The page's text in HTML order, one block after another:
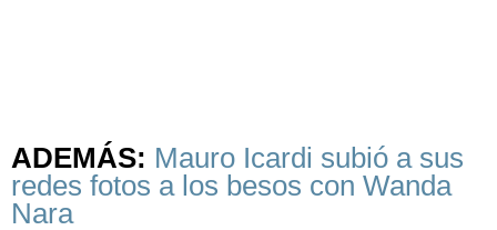
ADEMÁS: Mauro Icardi subió a sus
redes fotos a los besos con Wanda
Nara